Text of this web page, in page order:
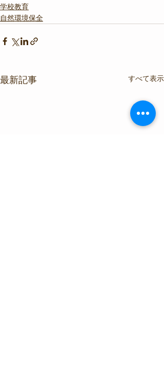
学校教育
自然環境保全
最新記事 すべて表示